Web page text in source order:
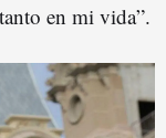
en mi vida”.